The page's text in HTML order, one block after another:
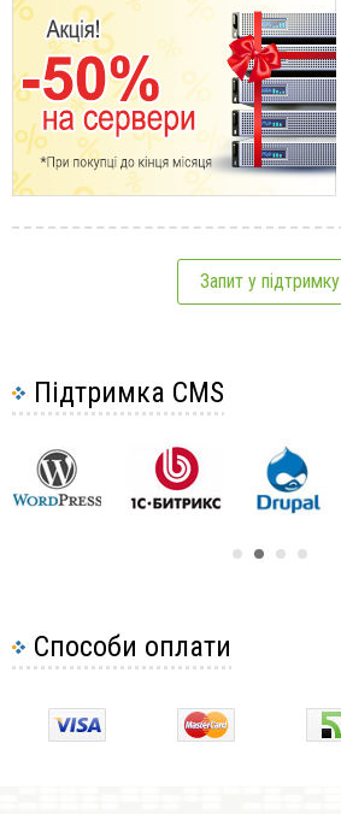
Запит у підтримку
Підтримка CMS
Способи оплати